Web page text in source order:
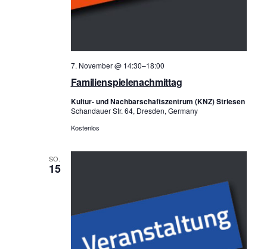
Familienspielenachmittag
7. November @ 14:30–18:00
Kultur- und Nachbarschaftszentrum (KNZ) Striesen
Schandauer Str. 64, Dresden, Germany
Kostenlos
SO.
15